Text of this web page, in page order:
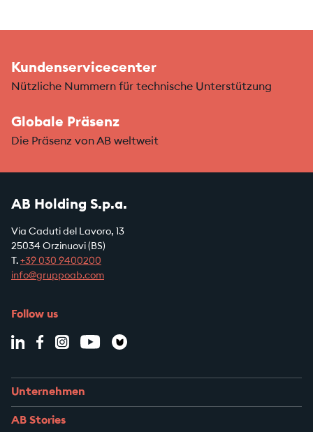
Kundenservicecenter
Nützliche Nummern für technische Unterstützung
Globale Präsenz
Die Präsenz von AB weltweit
AB Holding S.p.a.
Via Caduti del Lavoro, 13
25034 Orzinuovi (BS)
T. +39 030 9400200
info@gruppoab.com
Follow us
Unternehmen
AB Stories